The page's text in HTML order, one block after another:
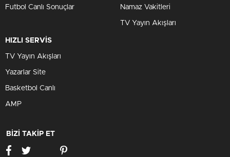
Futbol Canlı Sonuçlar Namaz Vakitleri
TV Yayın Akışları
HIZLI SERVİS
TV Yayın Akışları
Yazarlar Site
Basketbol Canlı
AMP
BİZİ TAKİP ET